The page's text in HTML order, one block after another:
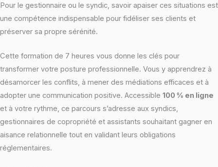
Pour le gestionnaire ou le syndic, savoir apaiser ces situations est
une compétence indispensable pour fidéliser ses clients et
préserver sa propre sérénité.
Cette formation de 7 heures vous donne les clés pour
transformer votre posture professionnelle. Vous y apprendrez à
désamorcer les conflits, à mener des médiations efficaces et à
adopter une communication positive. Accessible 100 % en ligne
et à votre rythme, ce parcours s’adresse aux syndics,
gestionnaires de copropriété et assistants souhaitant gagner en
aisance relationnelle tout en validant leurs obligations
réglementaires.